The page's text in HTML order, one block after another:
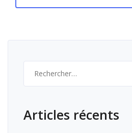
Articles récents